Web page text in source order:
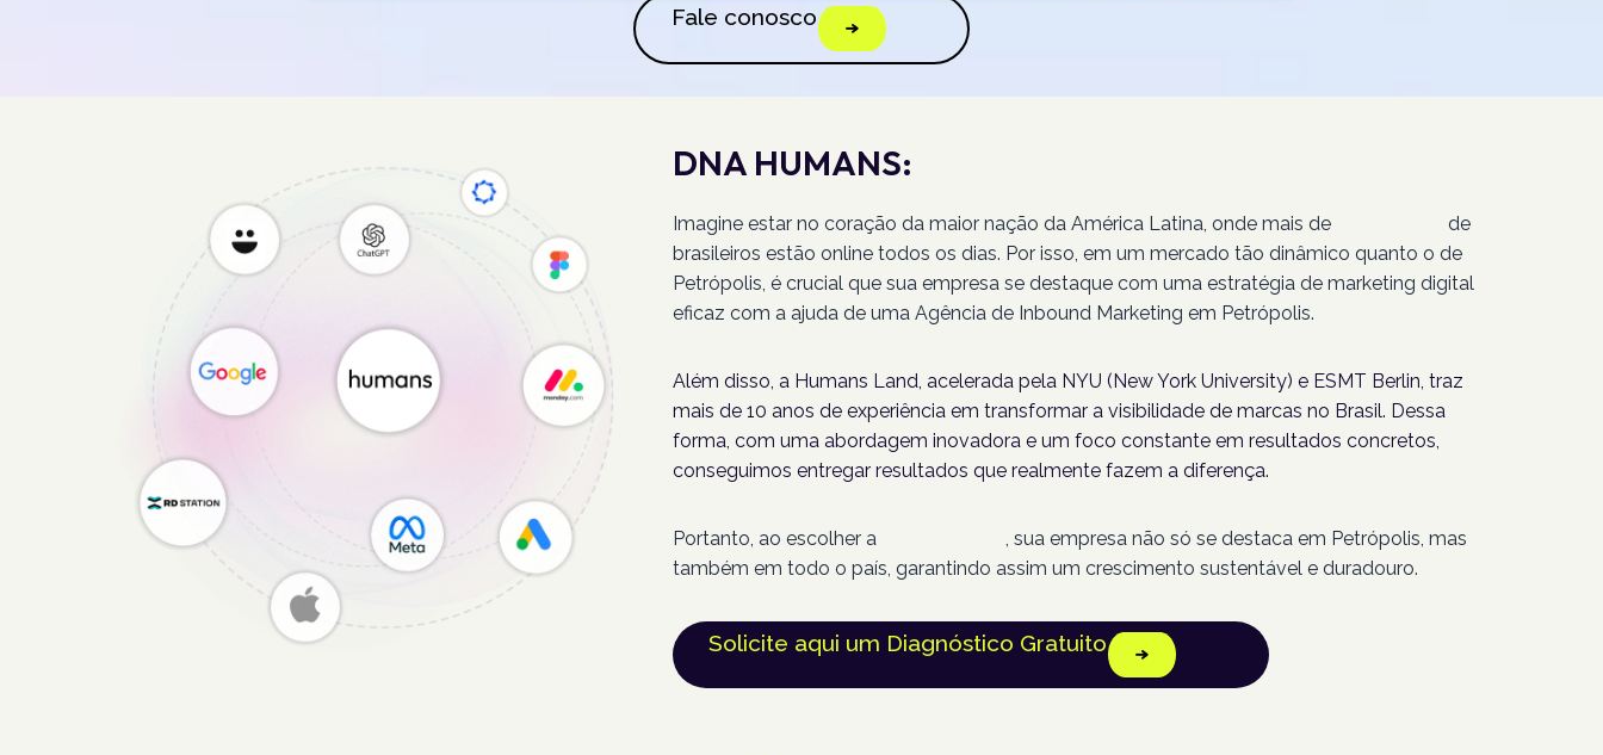
Fale conosco
DNA HUMANS:
Imagine estar no coração da maior nação da América Latina, onde mais de
de
brasileiros estão online todos os dias. Por isso, em um mercado tão dinâmico quanto o de
Petrópolis, é crucial que sua empresa se destaque com uma estratégia de marketing digital
eficaz com a ajuda de uma Agência de Inbound Marketing em Petrópolis.
Além disso, a Humans Land, acelerada pela NYU (New York University) e ESMT Berlin, traz
mais de 10 anos de experiência em transformar a visibilidade de marcas no Brasil. Dessa
forma, com uma abordagem inovadora e um foco constante em resultados concretos,
conseguimos entregar resultados que realmente fazem a diferença.
Portanto, ao escolher a
, sua empresa não só se destaca em Petrópolis, mas
também em todo o país, garantindo assim um crescimento sustentável e duradouro.
Solicite aqui um Diagnóstico Gratuito